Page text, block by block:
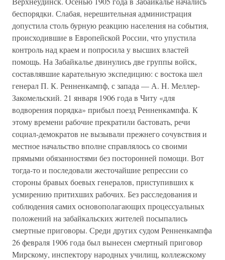
беспорядки. Слабая, нерешительная администрация
допустила столь бурную реакцию населения на события,
происходившие в Европейской России, что упустила
контроль над краем и попросила у высших властей
помощь. На Забайкалье двинулись две группы войск,
составлявшие карательную экспедицию: с востока шел
генерал П. К. Ренненкампф, с запада — А. Н. Меллер-
Закомельский. 21 января 1906 года в Читу «для
водворения порядка» прибыл поезд Ренненкампфа. К
этому времени рабочие прекратили бастовать, речи
социал-демократов не вызывали прежнего сочувствия и
местное начальство вполне справлялось со своими
прямыми обязанностями без посторонней помощи. Вот
тогда-то и последовали жесточайшие репрессии со
стороны бравых боевых генералов, приступивших к
усмирению притихших рабочих. Без расследования и
соблюдения самих основополагающих процессуальных
положений на забайкальских жителей посыпались
смертные приговоры. Среди других судом Ренненкампфа
26 февраля 1906 года был вынесен смертный приговор
Мирскому, инспектору народных училищ, коллежскому